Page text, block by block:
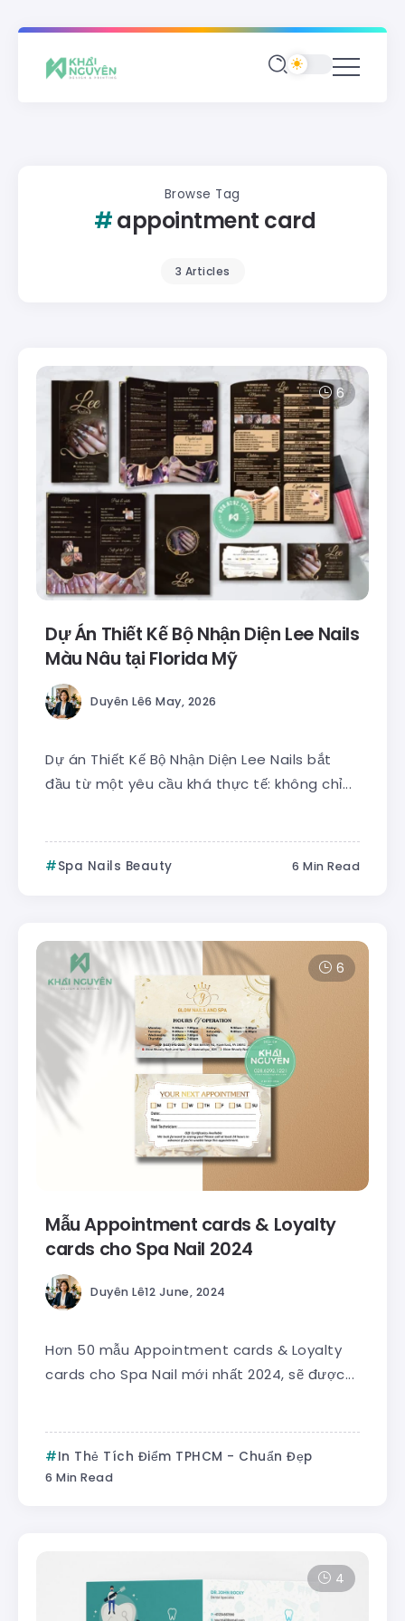
Browse Tag
appointment card
3 Articles
6
Dự Án Thiết Kế Bộ Nhận Diện Lee Nails
Màu Nâu tại Florida Mỹ
Duyên Lê6 May, 2026
Dự án Thiết Kế Bộ Nhận Diện Lee Nails bắt
đầu từ một yêu cầu khá thực tế: không chỉ...
Spa Nails Beauty 6 Min Read
6
Mẫu Appointment cards & Loyalty
cards cho Spa Nail 2024
Duyên Lê12 June, 2024
Hơn 50 mẫu Appointment cards & Loyalty
cards cho Spa Nail mới nhất 2024, sẽ được...
In Thẻ Tích Điểm TPHCM - Chuẩn Đẹp
6 Min Read
4